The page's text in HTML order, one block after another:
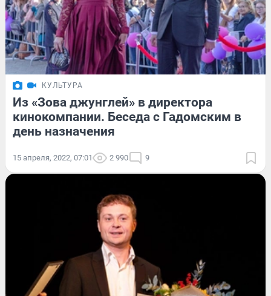
КУЛЬТУРА
Из «Зова джунглей» в директора
кинокомпании. Беседа с Гадомским в
день назначения
15 апреля, 2022, 07:01 2 990 9